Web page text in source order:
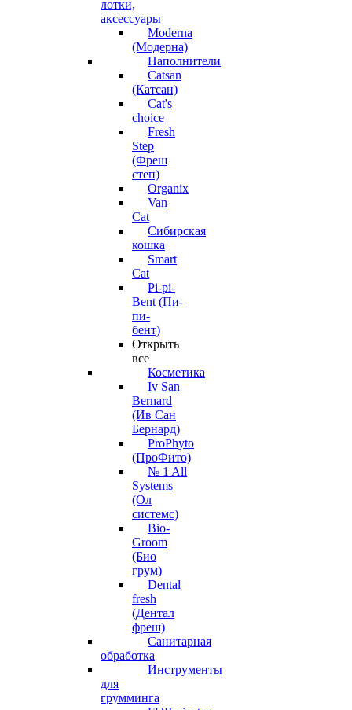
лотки,
аксессуары
Moderna
(Модерна)
Наполнители
Catsan
(Катсан)
Cat's
choice
Fresh
Step
(Фреш
степ)
Organix
Van
Cat
Сибирская
кошка
Smart
Cat
Pi-pi-
Bent (Пи-
пи-
бент)
Открыть
все
Косметика
Iv San
Bernard
(Ив Сан
Бернард)
ProPhyto
(ПроФито)
№ 1 All
Systems
(Ол
системс)
Bio-
Groom
(Био
грум)
Dental
fresh
(Дентал
фреш)
Санитарная
обработка
Инструменты
для
грумминга